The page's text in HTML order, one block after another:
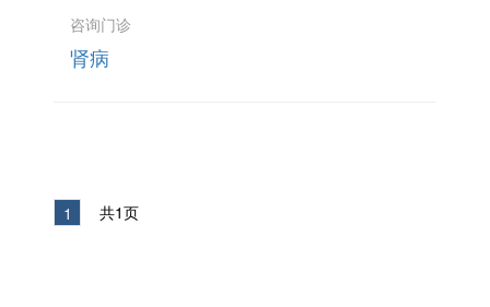
咨询门诊
肾病
1 共1页